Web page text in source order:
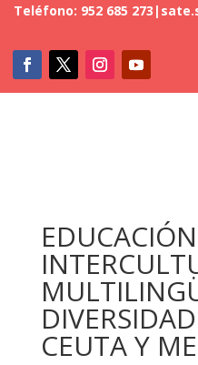
Teléfono: 952 685 273 |
EDUCACIÓN
CEUTA Y